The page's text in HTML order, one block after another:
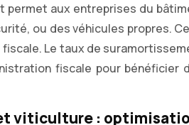
aux entreprises du
ou des véhicules propres.
Le taux de
fiscale pour
viticulture :